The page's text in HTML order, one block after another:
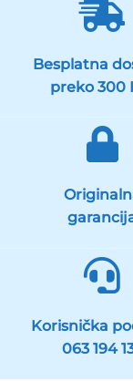
Besplatna
preko 300
Korisnička
063 194